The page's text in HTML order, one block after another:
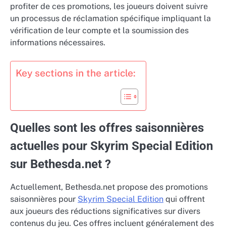
profiter de ces promotions, les joueurs doivent suivre
un processus de réclamation spécifique impliquant la
vérification de leur compte et la soumission des
informations nécessaires.
Key sections in the article:
Quelles sont les offres saisonnières
actuelles pour Skyrim Special Edition
sur Bethesda.net ?
Actuellement, Bethesda.net propose des promotions
saisonnières pour Skyrim Special Edition qui offrent
aux joueurs des réductions significatives sur divers
contenus du jeu. Ces offres incluent généralement des